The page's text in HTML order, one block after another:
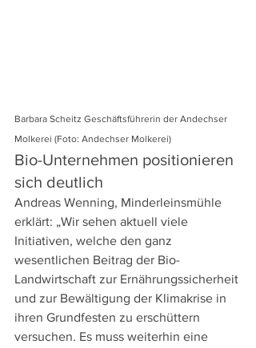
Barbara Scheitz Geschäftsführerin der Andechser
Molkerei (Foto: Andechser Molkerei)
Bio-Unternehmen positionieren
sich deutlich
Andreas Wenning, Minderleinsmühle
erklärt: „Wir sehen aktuell viele
Initiativen, welche den ganz
wesentlichen Beitrag der Bio-
Landwirtschaft zur Ernährungssicherheit
und zur Bewältigung der Klimakrise in
ihren Grundfesten zu erschüttern
versuchen. Es muss weiterhin eine